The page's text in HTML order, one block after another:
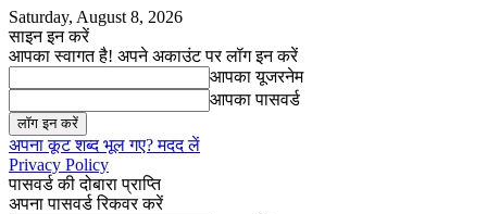
Saturday, August 8, 2026
साइन इन करें
आपका स्वागत है! अपने अकाउंट पर लॉग इन करें
आपका यूजरनेम
आपका पासवर्ड
अपना कूट शब्द भूल गए? मदद लें
Privacy Policy
पासवर्ड की दोबारा प्राप्ति
अपना पासवर्ड रिकवर करें